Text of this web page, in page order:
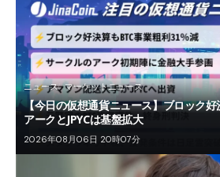
ニュース マーケットニュース
【今日の仮想通貨ニュース】ブロック
アークとJPYCは基盤拡大
2026年08月06日 20時07分